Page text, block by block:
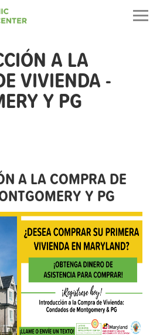
A LA
VIVIENDA -
Y PG
A LA COMPRA DE
Y PG